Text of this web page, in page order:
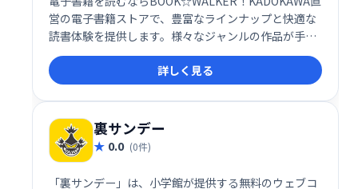
営の電子書籍ストアで、豊富なラインナップと快適な
読書体験を提供します。様々なジャンルの作品が手軽
に購入・閲覧でき、いつでもどこでも読書を楽しめま
す。
詳しく見る
裏サンデー
0.0 (0件)
「裏サンデー」は、小学館が提供する無料のウェブコ